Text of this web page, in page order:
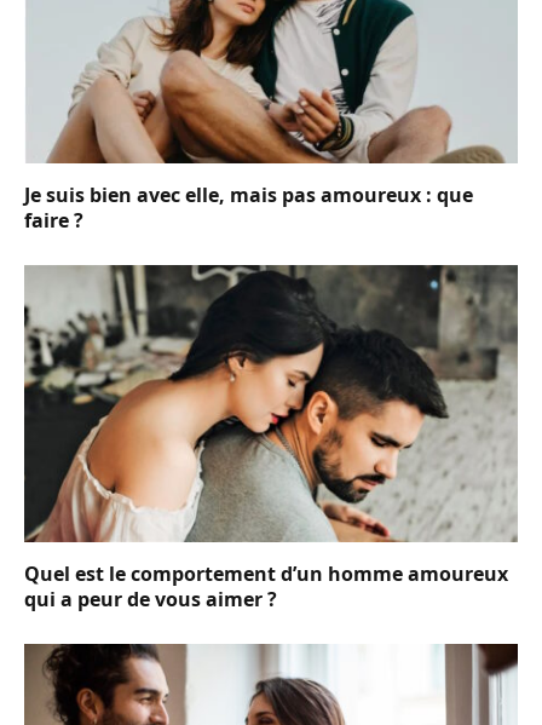
Je suis bien avec elle, mais pas amoureux : que
faire ?
Quel est le comportement d’un homme amoureux
qui a peur de vous aimer ?